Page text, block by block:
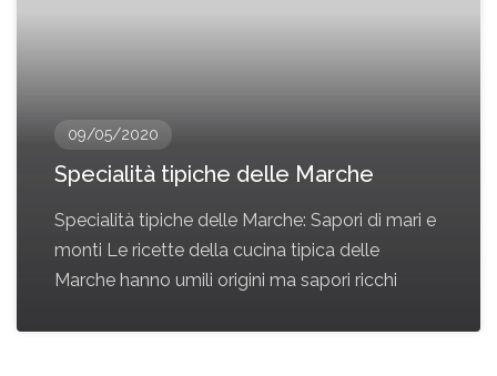
09/05/2020
Specialità tipiche delle Marche
Specialità tipiche delle Marche: Sapori di mari e
monti Le ricette della cucina tipica delle
Marche hanno umili origini ma sapori ricchi